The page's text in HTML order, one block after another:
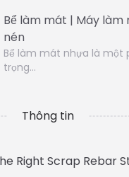
Bể làm mát | Máy làm
nén
Bể làm mát nhựa là một
trọng…
Thông tin
Right Scrap Rebar